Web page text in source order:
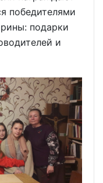
победителями
подарки
и